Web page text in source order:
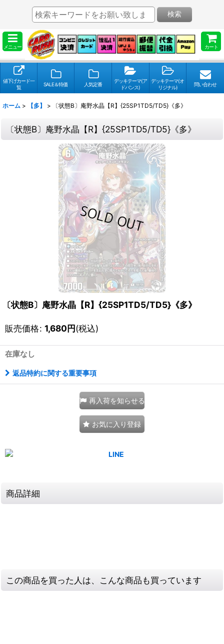
メニュー カート
検索
値下げカード一
覧
SALE＆特価 人気定番
デッキテーマ(ア
ドバンス)
デッキテーマ(オ
リジナル)
問い合わせ
ホーム > 【多】 > 〔状態B〕庵野水晶【R】{25SP1TD5/TD5}《多》
〔状態B〕庵野水晶【R】{25SP1TD5/TD5}《多》
〔状態B〕庵野水晶【R】{25SP1TD5/TD5}《多》
販売価格: 1,680円(税込)
在庫なし
返品特約に関する重要事項
再入荷を知らせる
お気に入り登録
商品詳細
この商品を買った人は、こんな商品も買っています